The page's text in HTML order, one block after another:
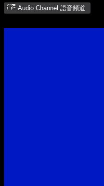
Audio Channel 語音頻道